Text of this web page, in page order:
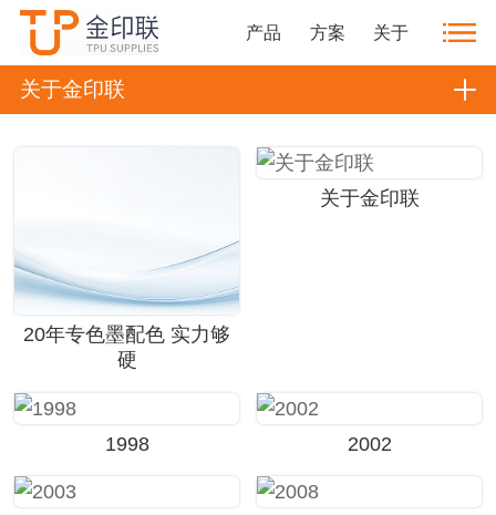
产品 方案 关于
关于金印联
20年专色墨配色 实力够
硬
关于金印联
1998 2002